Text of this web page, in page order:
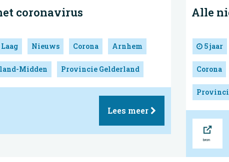
coronavirus
Laag Nieuws Corona Arnhem
Midden Provincie Gelderland
Lees meer
Alle
5 jaar
Corona